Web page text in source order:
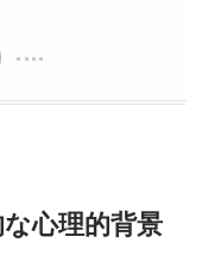
心理的背景